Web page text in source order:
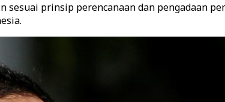
prinsip perencanaan dan pengadaan